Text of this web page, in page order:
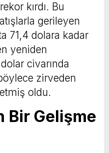
kırdı. Bu
gerileyen
71,4 dolara kadar
yeniden
civarında
zirveden
oldu.
Bir Gelişme